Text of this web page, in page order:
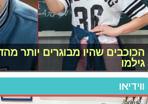
הכוכבים שהיו מבוגרים יותר
גילמו
ווידיאו